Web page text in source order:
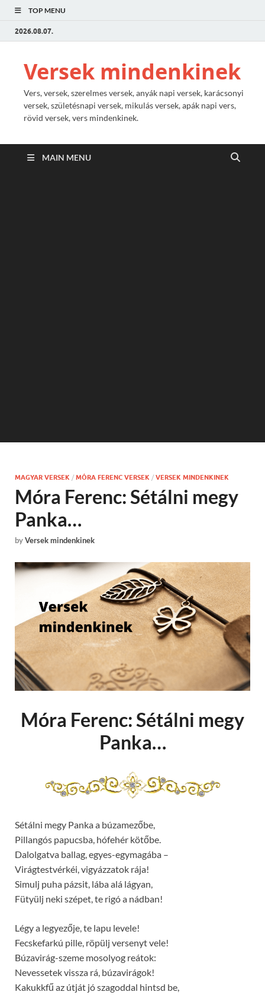
TOP MENU
2026.08.07.
Versek mindenkinek
Vers, versek, szerelmes versek, anyák napi versek, karácsonyi
versek, születésnapi versek, mikulás versek, apák napi vers,
rövid versek, vers mindenkinek.
MAIN MENU
MAGYAR VERSEK / MÓRA FERENC VERSEK / VERSEK MINDENKINEK
Móra Ferenc: Sétálni megy
Panka…
byVersek mindenkinek
Móra Ferenc: Sétálni megy
Panka…
Sétálni megy Panka a búzamezőbe,
Pillangós papucsba, hófehér kötőbe.
Dalolgatva ballag, egyes-egymagába –
Virágtestvérkéi, vigyázzatok rája!
Simulj puha pázsit, lába alá lágyan,
Fütyülj neki szépet, te rigó a nádban!
Légy a legyezője, te lapu levele!
Fecskefarkú pille, röpülj versenyt vele!
Búzavirág-szeme mosolyog reátok:
Nevessetek vissza rá, búzavirágok!
Kakukkfű az útját jó szagoddal hintsd be,